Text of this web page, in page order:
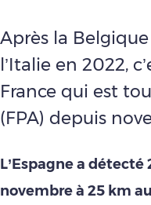
Après la
l’Italie en 2022,
France qui est
(FPA) depuis
L’Espagne a
novembre à 25 km